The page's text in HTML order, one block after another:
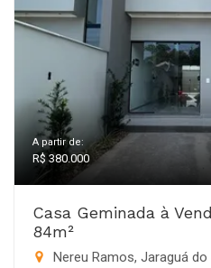
A partir de:
R$ 380.000
Casa Geminada à
84m²
Nereu Ramos, Jaraguá do